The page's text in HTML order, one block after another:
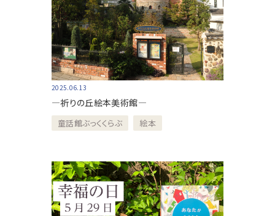
2025.06.13
—祈りの丘絵本美術館—
童話館ぶっくくらぶ 絵本